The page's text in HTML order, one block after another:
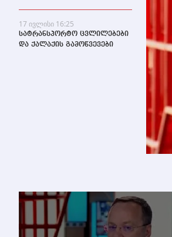
17 ივლისი 16:25
სატრანსპორტო ცვლილებები
და ქალაქის გამოწვევები